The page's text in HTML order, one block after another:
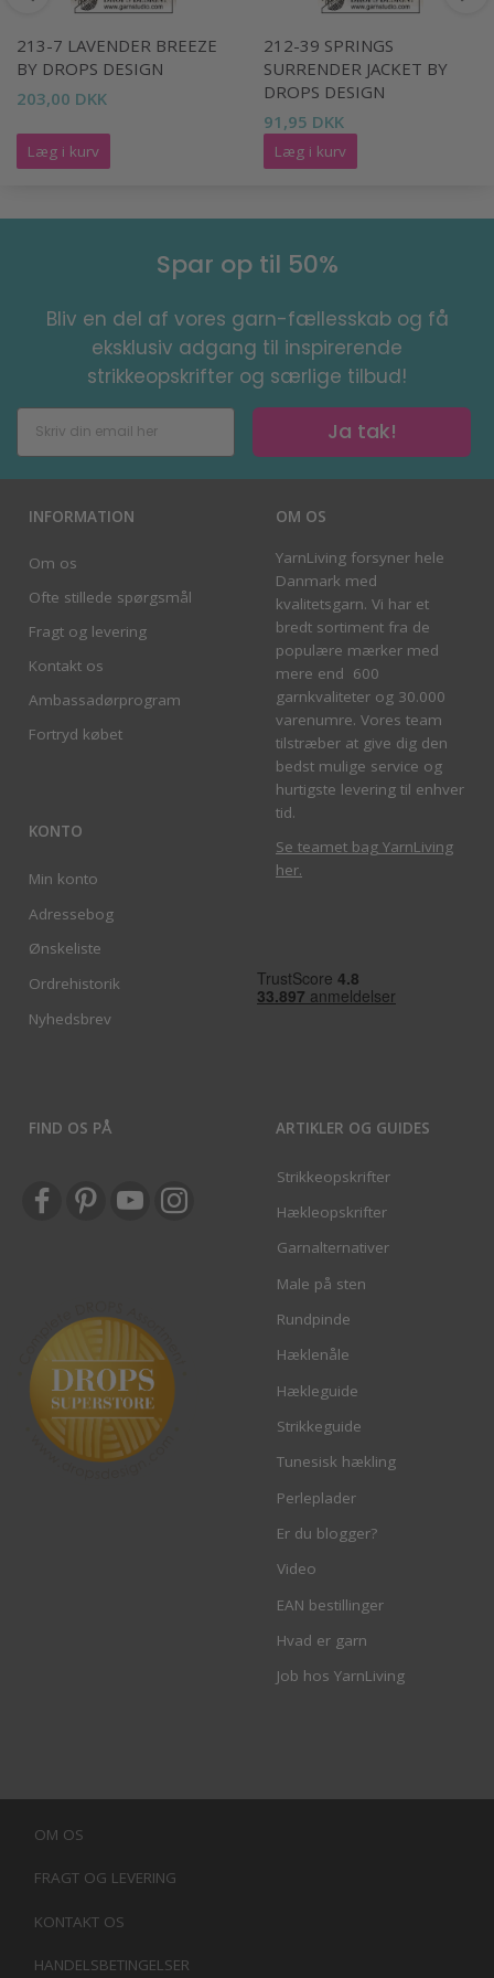
213-7 LAVENDER BREEZE
BY DROPS DESIGN
203,00 DKK
Læg i kurv
212-39 SPRINGS
SURRENDER JACKET BY
DROPS DESIGN
91,95 DKK
Læg i kurv
Spar op til 50%
Bliv en del af vores garn-fællesskab og få
eksklusiv adgang til inspirerende
strikkeopskrifter og særlige tilbud!
Ja tak!
INFORMATION
Om os
Ofte stillede spørgsmål
Fragt og levering
Kontakt os
Ambassadørprogram
Fortryd købet
KONTO
Min konto
Adressebog
Ønskeliste
Ordrehistorik
Nyhedsbrev
OM OS
YarnLiving forsyner hele
Danmark med
kvalitetsgarn. Vi har et
bredt sortiment fra de
populære mærker med
mere end 600
garnkvaliteter og 30.000
varenumre. Vores team
tilstræber at give dig den
bedst mulige service og
hurtigste levering til enhver
tid.
Se teamet bag YarnLiving
her.
FIND OS PÅ ARTIKLER OG GUIDES
Strikkeopskrifter
Hækleopskrifter
Garnalternativer
Male på sten
Rundpinde
Hæklenåle
Hækleguide
Strikkeguide
Tunesisk hækling
Perleplader
Er du blogger?
Video
EAN bestillinger
Hvad er garn
Job hos YarnLiving
OM OS
FRAGT OG LEVERING
KONTAKT OS
HANDELSBETINGELSER